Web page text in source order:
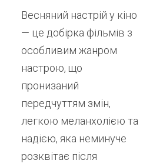
Весняний настрій у кіно
— це добірка фільмів з
особливим жанром
настрою, що
пронизаний
передчуттям змін,
легкою меланхолією та
надією, яка неминуче
розквітає після